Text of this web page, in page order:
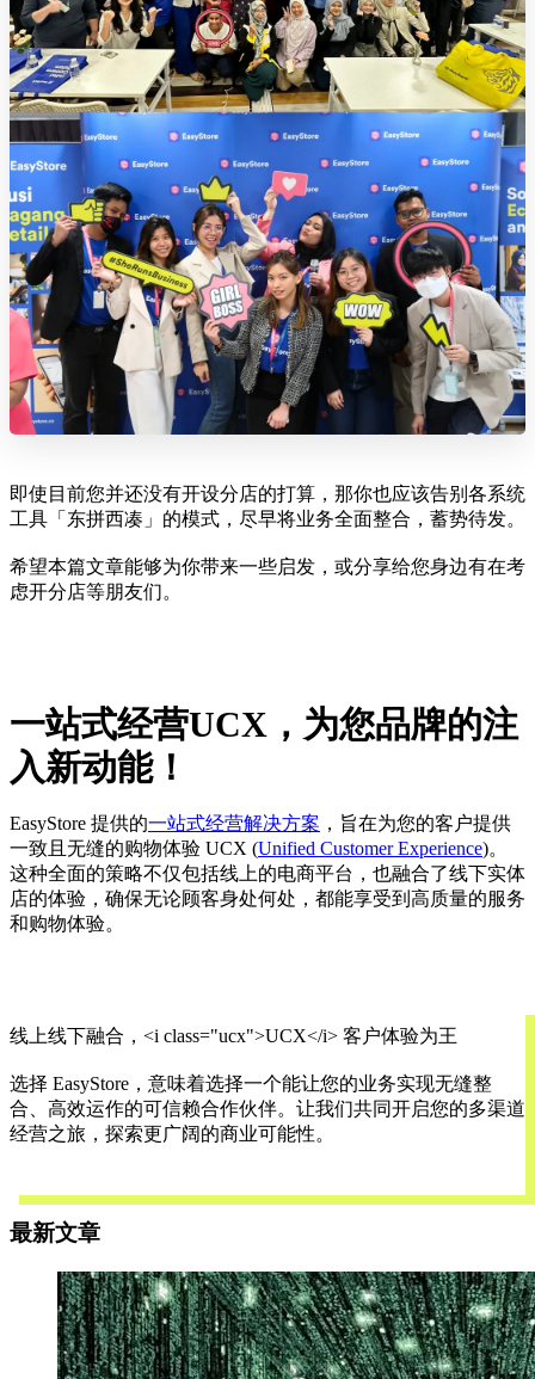
即使目前您并还没有开设分店的打算，那你也应该告别各系统
工具「东拼西凑」的模式，尽早将业务全面整合，蓄势待发。
希望本篇文章能够为你带来一些启发，或分享给您身边有在考
虑开分店等朋友们。
一站式经营UCX，为您品牌的注
入新动能！
EasyStore 提供的一站式经营解决方案 ，旨在为您的客户提供
一致且无缝的购物体验 UCX (Unified Customer Experience)。
这种全面的策略不仅包括线上的电商平台，也融合了线下实体
店的体验，确保无论顾客身处何处，都能享受到高质量的服务
和购物体验。
线上线下融合，<i class="ucx">UCX</i> 客户体验为王
选择 EasyStore，意味着选择一个能让您的业务实现无缝整
合、高效运作的可信赖合作伙伴。让我们共同开启您的多渠道
经营之旅，探索更广阔的商业可能性。
最新文章